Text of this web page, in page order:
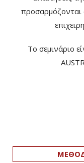
προσαρμόζονται
Το σεμινάριο